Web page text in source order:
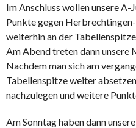
Im Anschluss wollen unsere
Punkte gegen
weiterhin an der
Am Abend treten dann unsere
Nachdem man sich am
Tabellenspitze weiter
nachzulegen und weitere
Am Sonntag haben dann